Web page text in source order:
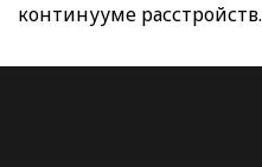
континууме расстройств.